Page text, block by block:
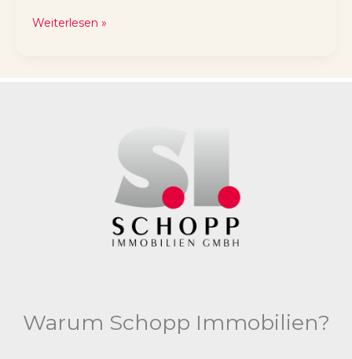
Neubauvorhaben
Weiterlesen »
Warum Schopp Immobilien?